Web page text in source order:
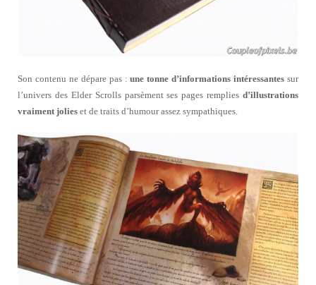
Son contenu ne dépare pas :une tonne d’informations intéressantes sur
l’univers des Elder Scrolls parsèment ses pages remplies d’illustrations
vraiment jolies et de traits d’humour assez sympathiques.